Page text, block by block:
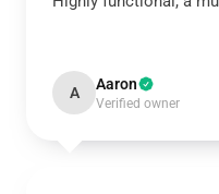
A Aaron
Verified owner